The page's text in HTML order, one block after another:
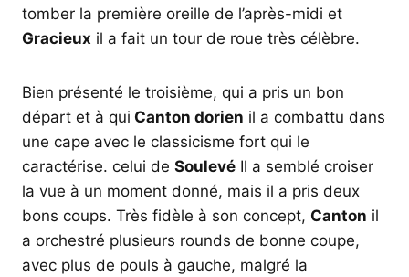
tomber la première oreille de l’après-midi et
Gracieux il a fait un tour de roue très célèbre.
Bien présenté le troisième, qui a pris un bon
départ et à qui Canton dorien il a combattu dans
une cape avec le classicisme fort qui le
caractérise. celui de Soulevé Il a semblé croiser
la vue à un moment donné, mais il a pris deux
bons coups. Très fidèle à son concept, Canton il
a orchestré plusieurs rounds de bonne coupe,
avec plus de pouls à gauche, malgré la